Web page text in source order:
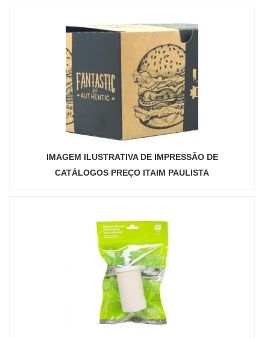
IMAGEM ILUSTRATIVA DE IMPRESSÃO DE
CATÁLOGOS PREÇO ITAIM PAULISTA